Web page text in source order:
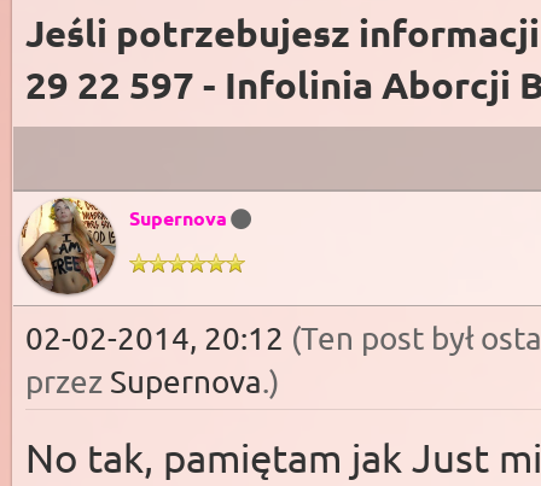
Jeśli potrzebujesz
29 22 597 - Infolinia Aborcji
Supernova
02-02-2014, 20:12 (Ten post był
przez Supernova.)
No tak, pamiętam jak Just